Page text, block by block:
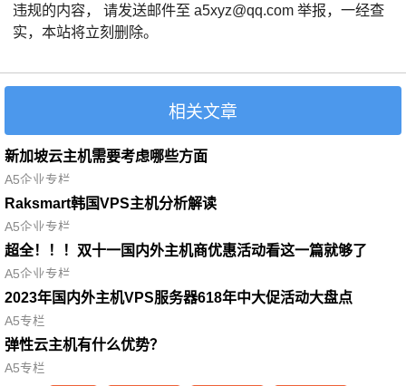
违规的内容， 请发送邮件至 a5xyz@qq.com 举报，一经查
实，本站将立刻删除。
相关文章
新加坡云主机需要考虑哪些方面
A5企业专栏
Raksmart韩国VPS主机分析解读
A5企业专栏
超全！！！双十一国内外主机商优惠活动看这一篇就够了
A5企业专栏
2023年国内外主机VPS服务器618年中大促活动大盘点
A5专栏
弹性云主机有什么优势？
A5专栏